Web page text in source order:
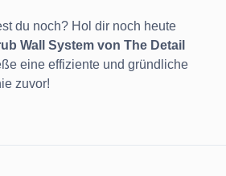
du noch? Hol dir noch heute
Wall System von The Detail
eine effiziente und gründliche
zuvor!